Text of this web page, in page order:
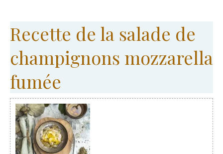
Recette de la salade de
champignons mozzarella
fumée